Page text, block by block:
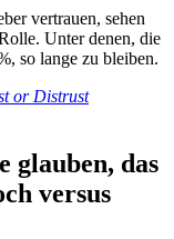
vertrauen, sehen
Unter denen, die
so lange zu bleiben.
or Distrust
glauben, das
versus